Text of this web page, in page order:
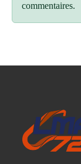
commentaires.